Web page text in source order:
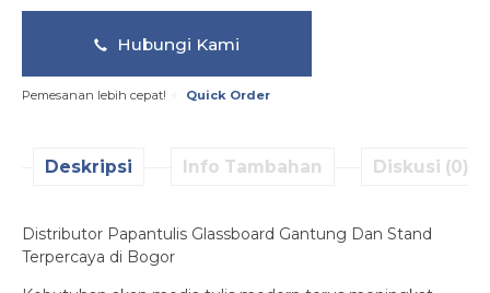
Hubungi Kami
Pemesanan lebih cepat! Quick Order
Deskripsi Info Tambahan Diskusi (0)
Distributor Papantulis Glassboard Gantung Dan Stand
Terpercaya di Bogor